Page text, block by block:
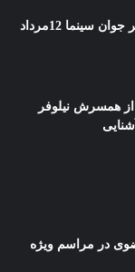
درگذشت مریم همتیان بازیگر جوان سینما 12مرداد
همسرش نیلوفر
در مراسم ویژه